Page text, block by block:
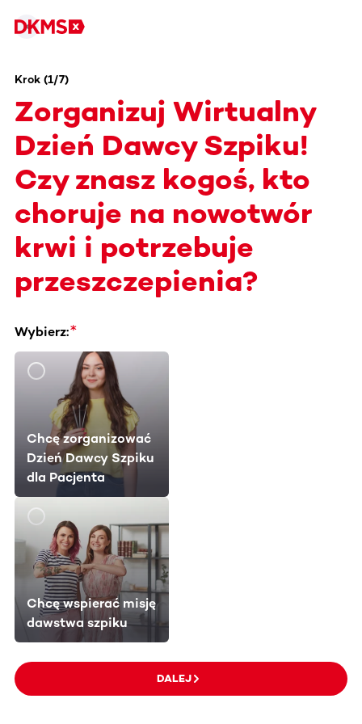
Krok (1/7)
Zorganizuj Wirtualny
Dzień Dawcy Szpiku!
Czy znasz kogoś, kto
choruje na nowotwór
krwi i potrzebuje
przeszczepienia?
Wybierz:
Chcę zorganizować
Dzień Dawcy Szpiku
dla Pacjenta
Chcę wspierać misję
dawstwa szpiku
DALEJ